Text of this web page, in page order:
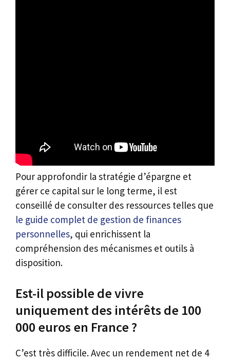
Pour approfondir la stratégie d’épargne et
gérer ce capital sur le long terme, il est
conseillé de consulter des ressources telles que
le guide complet de gestion de finances
personnelles, qui enrichissent la
compréhension des mécanismes et outils à
disposition.
Est-il possible de vivre
uniquement des intérêts de 100
000 euros en France ?
C’est très difficile. Avec un rendement net de 4